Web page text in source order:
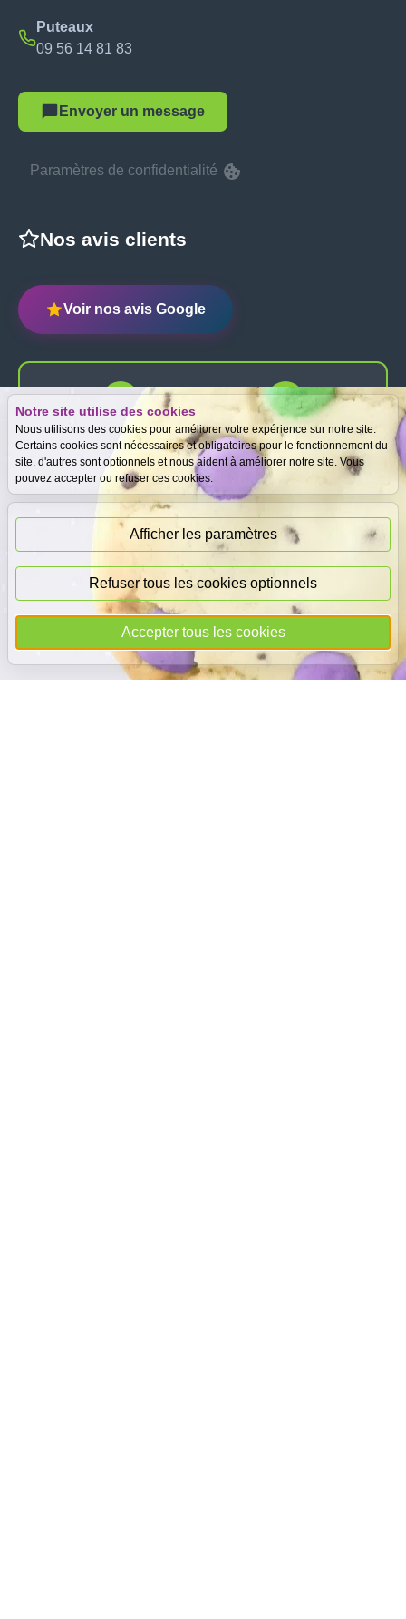
Notre site utilise des cookies
Nous utilisons des cookies pour améliorer votre expérience sur notre site.
Certains cookies sont nécessaires et obligatoires pour le fonctionnement du
site, d'autres sont optionnels et nous aident à améliorer notre site. Vous
pouvez accepter ou refuser ces cookies.
Afficher les paramètres
Refuser tous les cookies optionnels
Accepter tous les cookies
Puteaux
09 56 14 81 83
Envoyer un message
Paramètres de confidentialité
Nos avis clients
Voir nos avis Google
Expertise
gratuite
Meilleurs prix
garantis
Paiement
immédiat
© 2026DEALiCASH- Tous droits réservés